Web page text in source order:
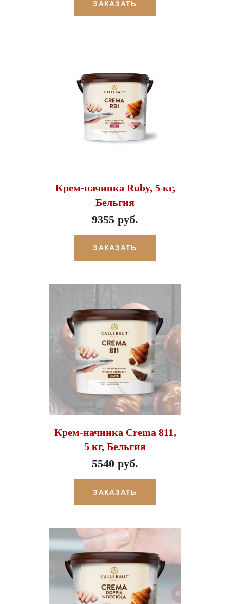
ЗАКАЗАТЬ
Крем-начинка Ruby, 5 кг,
Бельгия
9355 руб.
ЗАКАЗАТЬ
Крем-начинка Crema 811,
5 кг, Бельгия
5540 руб.
ЗАКАЗАТЬ